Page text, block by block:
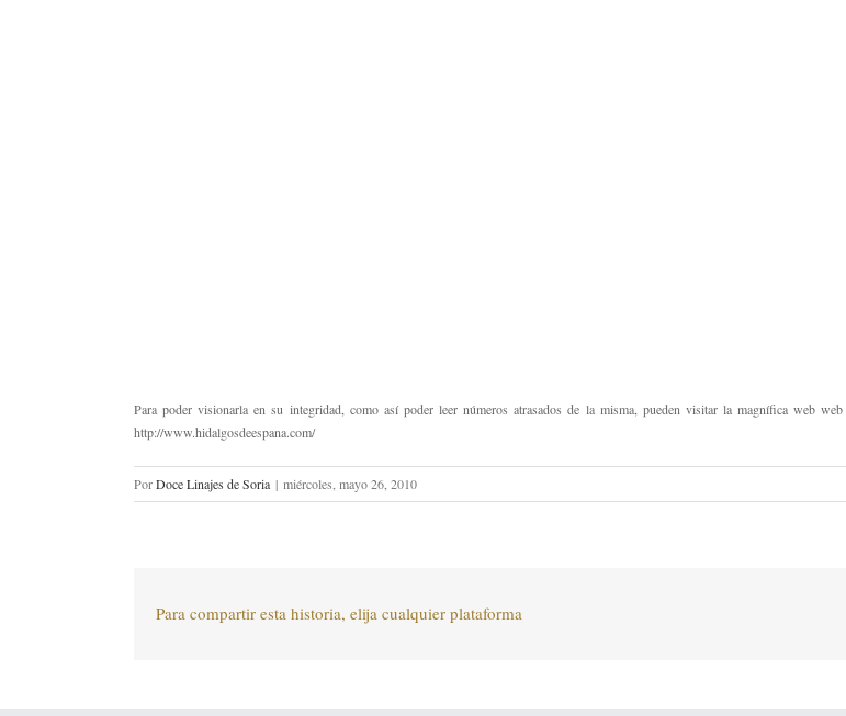
Para poder visionarla en su integridad, como así poder leer números atrasados de la misma, pueden visitar la magnífica web
http://www.hidalgosdeespana.com/
PorDoce Linajes de Soria | miércoles, mayo 26, 2010
Para compartir esta historia, elija cualquier plataforma